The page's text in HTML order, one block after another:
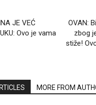
JE VEĆ
Ovo je vama
OVAN:
zbog
stiže!
MORE FROM